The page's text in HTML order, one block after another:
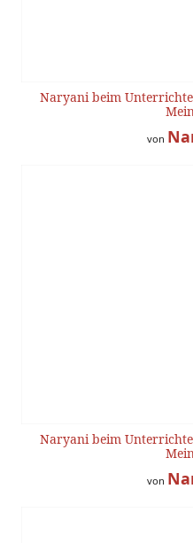
Naryani beim
von
Naryani beim
von